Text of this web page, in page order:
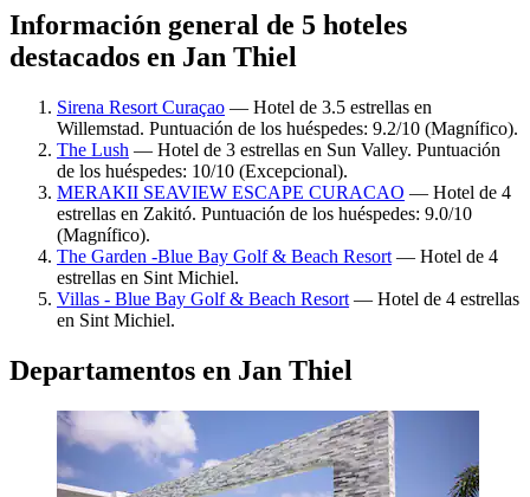
Información general de 5 hoteles
destacados en Jan Thiel
Sirena Resort Curaçao — Hotel de 3.5 estrellas en
Willemstad. Puntuación de los huéspedes: 9.2/10 (Magnífico).
The Lush — Hotel de 3 estrellas en Sun Valley. Puntuación
de los huéspedes: 10/10 (Excepcional).
MERAKII SEAVIEW ESCAPE CURACAO — Hotel de 4
estrellas en Zakitó. Puntuación de los huéspedes: 9.0/10
(Magnífico).
The Garden -Blue Bay Golf & Beach Resort — Hotel de 4
estrellas en Sint Michiel.
Villas - Blue Bay Golf & Beach Resort — Hotel de 4 estrellas
en Sint Michiel.
Departamentos en Jan Thiel